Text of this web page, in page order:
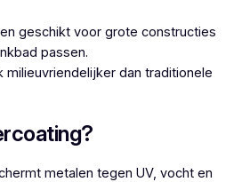
geschikt voor grote constructies
passen.
milieuvriendelijker dan traditionele
metalen tegen UV, vocht en